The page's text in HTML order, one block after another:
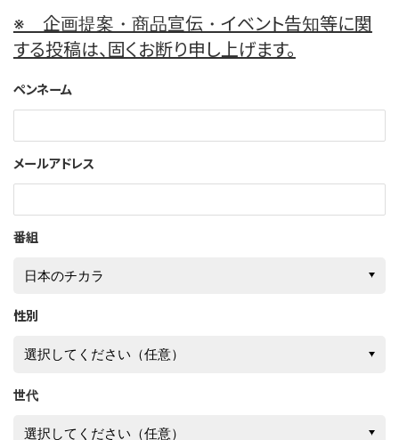
このサイトについて
※ 企画提案・商品宣伝・イベント告知等に関
する投稿は、固くお断り申し上げます。
ペンネーム
メールアドレス
番組
性別
世代